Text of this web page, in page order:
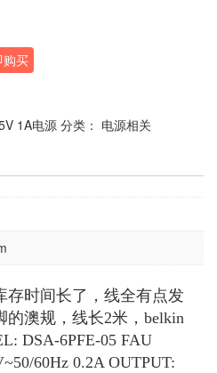
购买
1A电源 分类： 电源相关
存时间长了，线全有点发
澳规，线长2米，belkin
DSA-6PFE-05 FAU
60Hz 0.2A OUTPUT: